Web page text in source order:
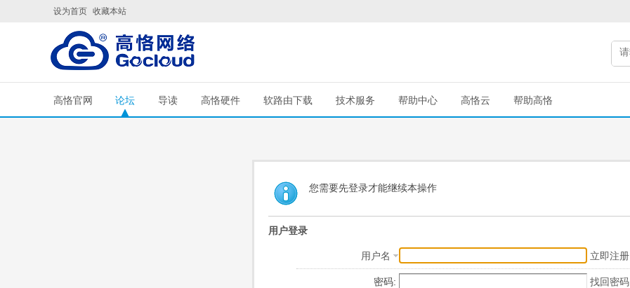
设为首页 收藏本站
高恪官网 论坛 导读 高恪硬件 软路由下载 技术服务 帮助中心 高恪云 帮助高恪
您需要先登录才能继续本操作
用户登录
用户名 立即注册
密码: 找回密码